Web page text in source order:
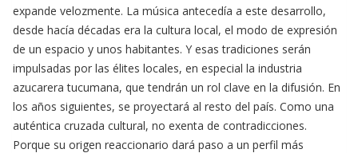
expande velozmente. La música antecedía a este desarrollo,
desde hacía décadas era la cultura local, el modo de expresión
de un espacio y unos habitantes. Y esas tradiciones serán
impulsadas por las élites locales, en especial la industria
azucarera tucumana, que tendrán un rol clave en la difusión. En
los años siguientes, se proyectará al resto del país. Como una
auténtica cruzada cultural, no exenta de contradicciones.
Porque su origen reaccionario dará paso a un perfil más